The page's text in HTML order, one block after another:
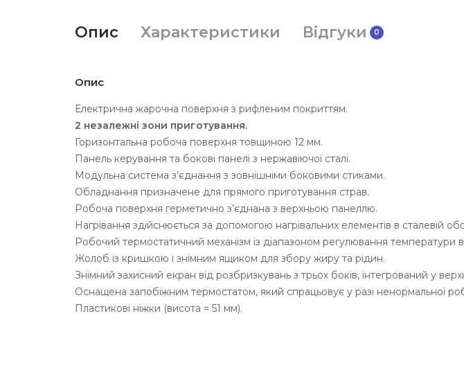
Опис Характеристики Відгуки 0
Опис
Електрична жарочна поверхня з рифленим покриттям.
2 незалежні зони приготування.
Горизонтальна робоча поверхня товщиною 12 мм.
Панель керування та бокові панелі з нержавіючої сталі.
Модульна система з’єднання з зовнішніми боковими стиками.
Обладнання призначене для прямого приготування страв.
Робоча поверхня герметично з’єднана з верхньою панеллю.
Нагрівання здійснюється за допомогою нагрівальних елементів в сталевій
Робочий термостатичний механізм із діапазоном регулювання температури
Жолоб із кришкою і знімним ящиком для збору жиру та рідин.
Знімний захисний екран від розбризкувань з трьох боків, інтегрований у
Оснащена запобіжним термостатом, який спрацьовує у разі ненормальної
Пластикові ніжки (висота = 51 мм).